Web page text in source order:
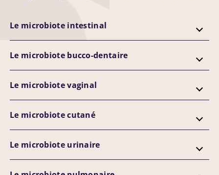
Le microbiote intestinal
Le microbiote bucco-dentaire
Le microbiote vaginal
Le microbiote cutané
Le microbiote urinaire